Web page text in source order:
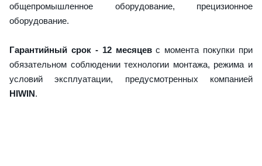
общепромышленное оборудование, прецизионное
оборудование.
Гарантийный срок - 12 месяцевс момента покупки при
обязательном соблюдении технологии монтажа, режима и
условий эксплуатации, предусмотренных компанией
HIWIN.